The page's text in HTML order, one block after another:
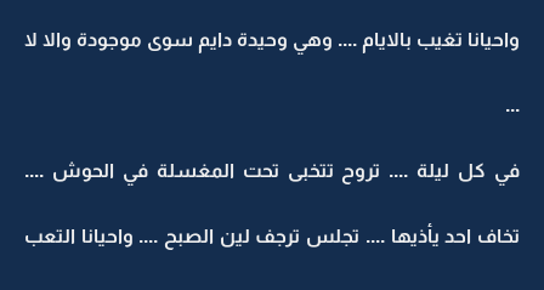
واحيانا تغيب بالايام .... وهي وحيدة دايم سوى موجودة والا لا
...
في كل ليلة .... تروح تتخبى تحت المغسلة في الحوش ....
تخاف احد يأذيها .... تجلس ترجف لين الصبح .... واحيانا التعب